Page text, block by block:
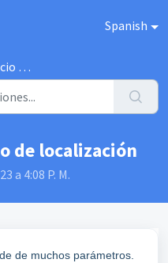
Spanish
de localización
a 4:08 P. M.
de muchos parámetros.